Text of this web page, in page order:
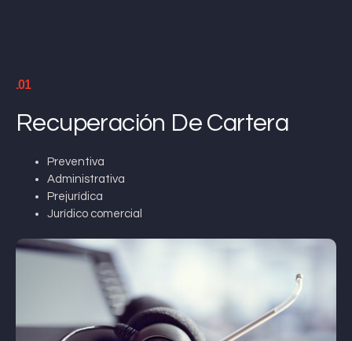
.01
Recuperación De Cartera
Preventiva
Administrativa
Prejurídica
Jurídico comercial